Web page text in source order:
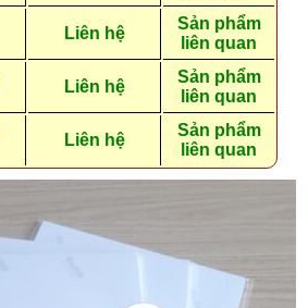
Liên hệ
Sản phẩm
liên quan
Liên hệ
Sản phẩm
liên quan
Liên hệ
Sản phẩm
liên quan